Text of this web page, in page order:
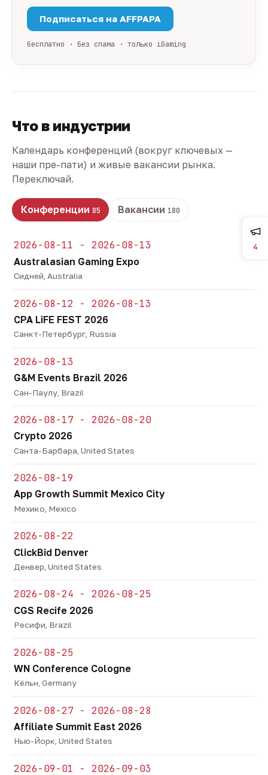
Подписаться на AFFPAPA
бесплатно · без спама · только iGaming
Что в индустрии
Календарь конференций (вокруг ключевых —
наши пре-пати) и живые вакансии рынка.
Переключай.
Конференции 85 Вакансии 180
2026-08-11 - 2026-08-13
Australasian Gaming Expo
Сидней, Australia
2026-08-12 - 2026-08-13
CPA LiFE FEST 2026
Санкт-Петербург, Russia
2026-08-13
G&M Events Brazil 2026
Сан-Паулу, Brazil
2026-08-17 - 2026-08-20
Crypto 2026
Санта-Барбара, United States
2026-08-19
App Growth Summit Mexico City
Мехико, Mexico
2026-08-22
ClickBid Denver
Денвер, United States
2026-08-24 - 2026-08-25
CGS Recife 2026
Ресифи, Brazil
2026-08-25
WN Conference Cologne
Кёльн, Germany
2026-08-27 - 2026-08-28
Affiliate Summit East 2026
Нью-Йорк, United States
2026-09-01 - 2026-09-03
4